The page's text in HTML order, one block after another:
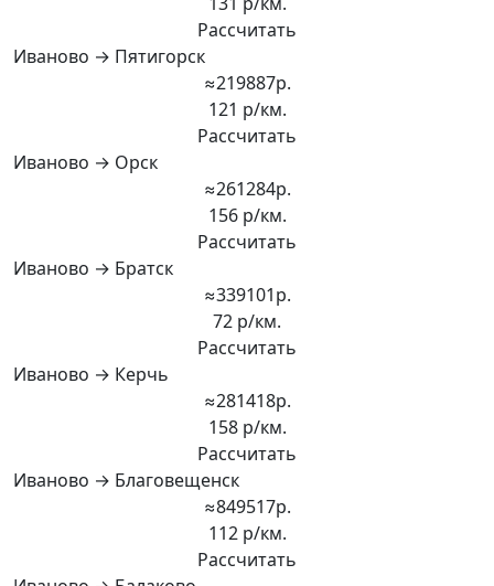
Рассчитать
Иваново → Пятигорск
≈219887р.
121 р/км.
Рассчитать
Иваново → Орск
≈261284р.
156 р/км.
Рассчитать
Иваново → Братск
≈339101р.
72 р/км.
Рассчитать
Иваново → Керчь
≈281418р.
158 р/км.
Рассчитать
Иваново → Благовещенск
≈849517р.
112 р/км.
Рассчитать